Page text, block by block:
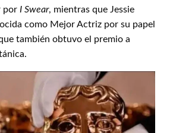
por I Swear, mientras que Jessie
como Mejor Actriz por su papel
también obtuvo el premio a